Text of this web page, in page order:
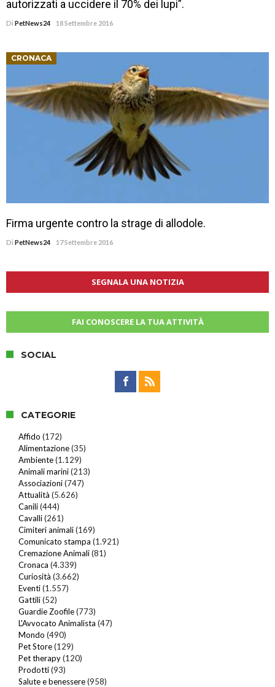
autorizzati a uccidere il 70% dei lupi”.
Di PetNews24 18 Settembre 2016
CRONACA
Firma urgente contro la strage di allodole.
Di PetNews24 17 Settembre 2016
SEGNALA UNA NOTIZIA
FAI CONOSCERE LA TUA ATTIVITÀ
SOCIAL
CATEGORIE
Affido (172)
Alimentazione(35)
Ambiente(1.129)
Animali marini(213)
Associazioni(747)
Attualità (5.626)
Canili(444)
Cavalli(261)
Cimiteri animali(169)
Comunicato stampa (1.921)
Cremazione Animali(81)
Cronaca (4.339)
Curiosità (3.662)
Eventi(1.557)
Gattili(52)
Guardie Zoofile(773)
L'Avvocato Animalista (47)
Mondo (490)
Pet Store(129)
Pet therapy(120)
Prodotti(93)
Salute e benessere(958)